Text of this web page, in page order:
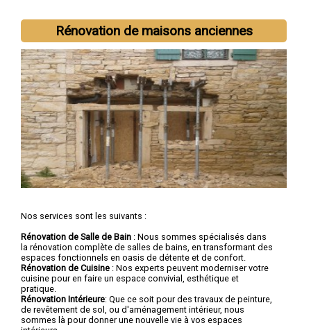
Nous intervenons aussi dans les villes suivantes :
,Tourcoing,Dunkerque , Villeneuve-d'Ascq,
Valenciennes,Douai,Wattrelos,Marcq-en-Barœul,Maubeuge
Rénovation de maisons anciennes
Nos services sont les suivants :
Rénovation de Salle de Bain : Nous sommes spécialisés dans
la rénovation complète de salles de bains, en transformant des
espaces fonctionnels en oasis de détente et de confort.
Rénovation de Cuisine : Nos experts peuvent moderniser votre
cuisine pour en faire un espace convivial, esthétique et
pratique.
Rénovation Intérieure: Que ce soit pour des travaux de peinture,
de revêtement de sol, ou d'aménagement intérieur, nous
sommes là pour donner une nouvelle vie à vos espaces